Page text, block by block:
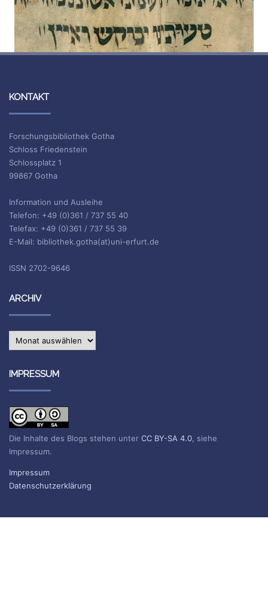
KONTAKT
Forschungsbibliothek Gotha
Schloss Friedenstein
Schlossplatz 1
99867 Gotha
Information und Ausleihe
Telefon: +49 (0)361 / 737 55 40
Telefax: +49 (0)361 / 737 55 39
E-Mail: bibliothek.gotha(at)uni-erfurt.de
ISSN 2702-9646
ARCHIV
Archiv
IMPRESSUM
Die Inhalte des Blogs stehen unter CC BY-SA 4.0 , siehe
Impressum.
Impressum
Datenschutzerklärung